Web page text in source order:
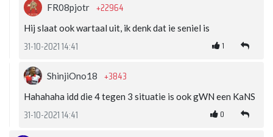
FR08pjotr +22964
Hij slaat ook wartaal uit, ik denk dat ie seniel is
31-10-2021 14:41 1
ShinjiOno18 +3843
Hahahaha idd die 4 tegen 3 situatie is ook gWN een KaNS
31-10-2021 14:41 0